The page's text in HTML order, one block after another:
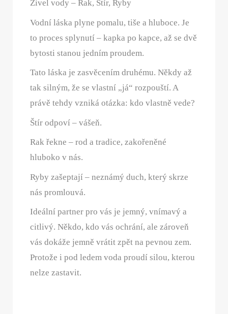
Živel vody – Rak, Štír, Ryby
Vodní láska plyne pomalu, tiše a hluboce. Je
to proces splynutí – kapka po kapce, až se dvě
bytosti stanou jedním proudem.
Tato láska je zasvěcením druhému. Někdy až
tak silným, že se vlastní „já“ rozpouští. A
právě tehdy vzniká otázka: kdo vlastně vede?
Štír odpoví – vášeň.
Rak řekne – rod a tradice, zakořeněné
hluboko v nás.
Ryby zašeptají – neznámý duch, který skrze
nás promlouvá.
Ideální partner pro vás je jemný, vnímavý a
citlivý. Někdo, kdo vás ochrání, ale zároveň
vás dokáže jemně vrátit zpět na pevnou zem.
Protože i pod ledem voda proudí silou, kterou
nelze zastavit.